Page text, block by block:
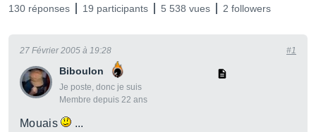
130 réponses 19 participants 5 538 vues 2 followers
Biboulon
Je poste, donc je suis
Membre depuis 22 ans
27 Février 2005 à 19:28 #1
Mouais
...